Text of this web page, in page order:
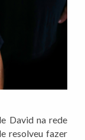
David na rede
resolveu fazer